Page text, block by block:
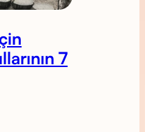
7